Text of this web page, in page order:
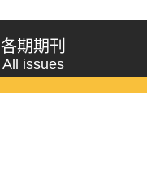
各期期刊
All issues